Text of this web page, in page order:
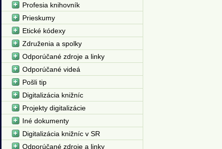
Profesia knihovník
Prieskumy
Etické kódexy
Združenia a spolky
Odporúčané zdroje a linky
Odporúčané videá
Pošli tip
Digitalizácia knižníc
Projekty digitalizácie
Iné dokumenty
Digitalizácia knižníc v SR
Odporúčané zdroje a linky